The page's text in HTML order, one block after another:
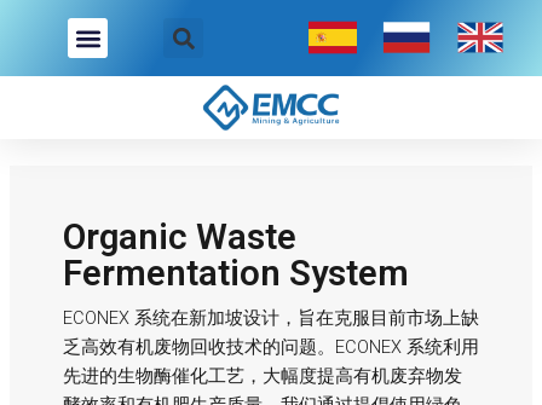
内
Organic Waste
Fermentation System
ECONEX 系统在新加坡设计，旨在克服目前市场上缺
乏高效有机废物回收技术的问题。ECONEX 系统利用
先进的生物酶催化工艺，大幅度提高有机废弃物发